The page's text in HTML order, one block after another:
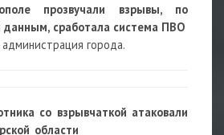
прозвучали взрывы, по
сработала система ПВО
города.
со взрывчаткой атаковали
области